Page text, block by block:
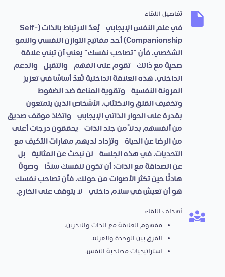
تفاصيل اللقاء
في علم النفس الإيجابي، يُعدّ الارتباط بالذات (Self-
Companionship) أحد مفاتيح التوازن النفسي والنمو
الشخصي. فأن “تصاحب نفسك” يعني أن تبني علاقة
صحية مع ذاتك، تقوم على الفهم، والتقبل، والدعم
الداخلي. هذه العلاقة الداخلية تُعدّ أساسًا في تعزيز
المرونة النفسية، وتقوية المناعة ضد الضغوط،
وتخفيف القلق والاكتئاب. الأشخاص الذين يتمتعون
بقدرة على الحوار الذاتي الإيجابي، واتخاذ موقف صديق
من أنفسهم بدلًا من جلد الذات، يحققون درجات أعلى
من الرضا عن الحياة، وتزداد لديهم مهارات التكيف مع
التحديات. في هذه الجلسة، لن نبحث عن المثالية، بل
عن الصداقة مع الذات: أن تكون لنفسك سندًا، وصوتًا
هادئًا حين تكثر الأصوات من حولك. فأن تصاحب نفسك
هو أن تعيش في سلام داخلي، لا يتوقف على الخارج.
أهداف اللقاء
مفهوم العلاقة مع الذات والاخرين.
الفرق بين الوحدة والعزله.
استراتيجيات مصاحبة النفس.